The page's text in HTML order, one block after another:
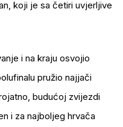
koji je sa četiri uvjerljive
i na kraju osvojio
pružio najjači
budućoj zvijezdi
i za najboljeg hrvača